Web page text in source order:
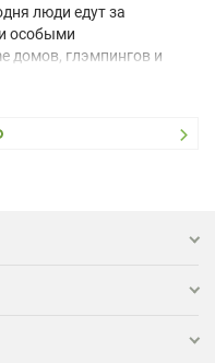
люди едут за
особыми
домов, глэмпингов и
и
в соцсетях,